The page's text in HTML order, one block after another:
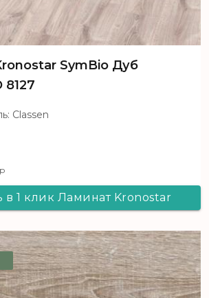
SymBio Дуб
Classen
в 1 клик Ламинат Kronostar